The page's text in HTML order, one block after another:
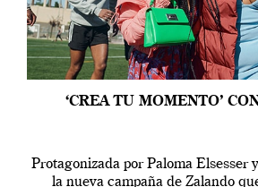
‘CREA TU MOMENTO’
Protagonizada por Paloma Elsesser
la nueva campaña de Zalando